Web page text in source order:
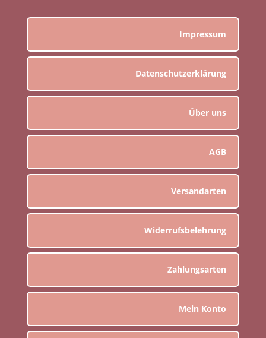
Impressum
Datenschutzerklärung
Über uns
AGB
Versandarten
Widerrufsbelehrung
Zahlungsarten
Mein Konto